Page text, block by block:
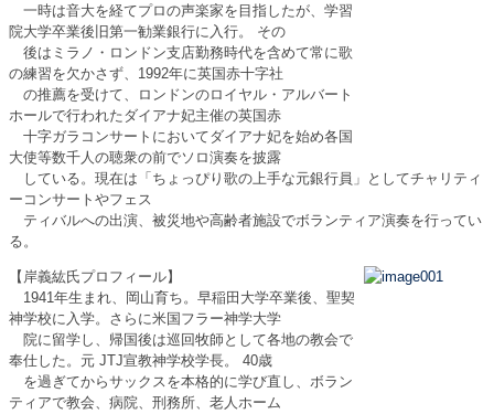
一時は音大を経てプロの声楽家を目指したが、学習
院大学卒業後旧第一勧業銀行に入行。 その
後はミラノ・ロンドン支店勤務時代を含めて常に歌
の練習を欠かさず、1992年に英国赤十字社
の推薦を受けて、ロンドンのロイヤル・アルバート
ホールで行われたダイアナ妃主催の英国赤
十字ガラコンサートにおいてダイアナ妃を始め各国
大使等数千人の聴衆の前でソロ演奏を披露
している。現在は「ちょっぴり歌の上手な元銀行員」としてチャリティ
ーコンサートやフェス
ティバルへの出演、被災地や高齢者施設でボランティア演奏を行ってい
る。
【岸義紘氏プロフィール】
1941年生まれ、岡山育ち。早稲田大学卒業後、聖契
神学校に入学。さらに米国フラー神学大学
院に留学し、帰国後は巡回牧師として各地の教会で
奉仕した。元 JTJ宣教神学校学長。 40歳
を過ぎてからサックスを本格的に学び直し、ボラン
ティアで教会、病院、刑務所、老人ホーム